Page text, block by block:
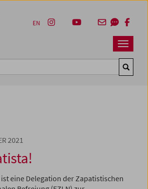
Navbar
EN
2021
eine Delegation der Zapatistischen